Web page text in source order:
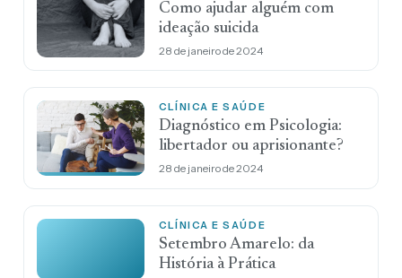
Como ajudar alguém com
ideação suicida
28 de janeiro de 2024
CLÍNICA E SAÚDE
Diagnóstico em Psicologia:
libertador ou aprisionante?
28 de janeiro de 2024
CLÍNICA E SAÚDE
Setembro Amarelo: da
História à Prática